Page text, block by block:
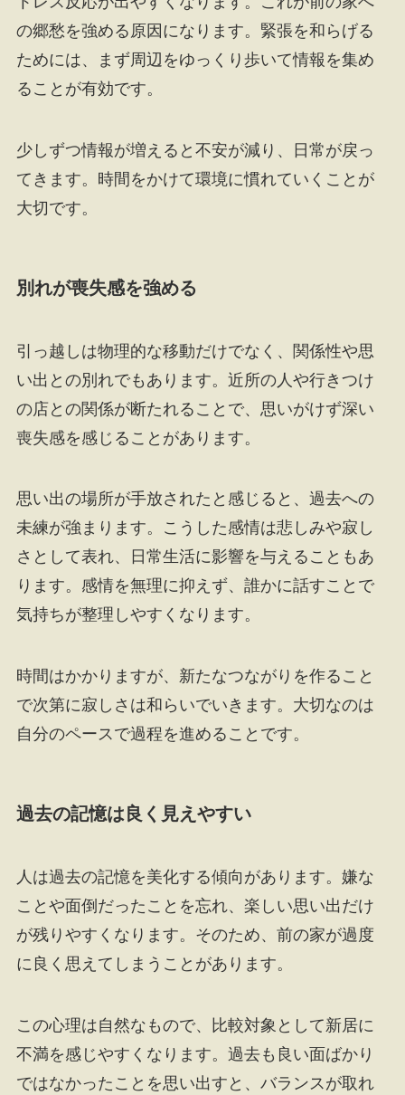
の郷愁を強める原因になります。緊張を和らげる
ためには、まず周辺をゆっくり歩いて情報を集め
ることが有効です。
少しずつ情報が増えると不安が減り、日常が戻っ
てきます。時間をかけて環境に慣れていくことが
大切です。
別れが喪失感を強める
引っ越しは物理的な移動だけでなく、関係性や思
い出との別れでもあります。近所の人や行きつけ
の店との関係が断たれることで、思いがけず深い
喪失感を感じることがあります。
思い出の場所が手放されたと感じると、過去への
未練が強まります。こうした感情は悲しみや寂し
さとして表れ、日常生活に影響を与えることもあ
ります。感情を無理に抑えず、誰かに話すことで
気持ちが整理しやすくなります。
時間はかかりますが、新たなつながりを作ること
で次第に寂しさは和らいでいきます。大切なのは
自分のペースで過程を進めることです。
過去の記憶は良く見えやすい
人は過去の記憶を美化する傾向があります。嫌な
ことや面倒だったことを忘れ、楽しい思い出だけ
が残りやすくなります。そのため、前の家が過度
に良く思えてしまうことがあります。
この心理は自然なもので、比較対象として新居に
不満を感じやすくなります。過去も良い面ばかり
ではなかったことを思い出すと、バランスが取れ